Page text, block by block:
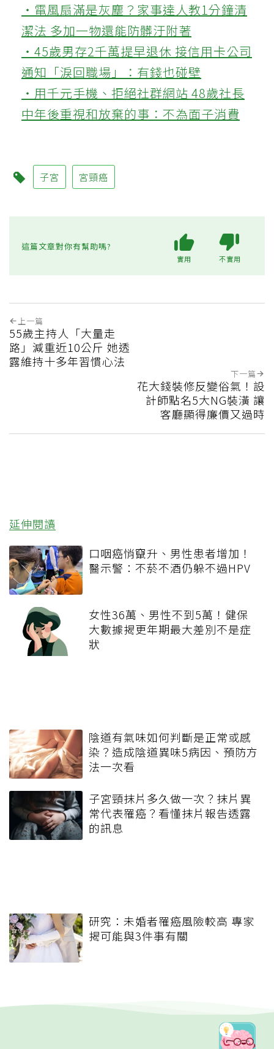
‧電風扇滿是灰塵？家事達人教1分鐘清
潔法 多加一物還能防髒汙附著
‧45歲男存2千萬提早退休 接信用卡公司
通知「淚回職場」：有錢也碰壁
‧用千元手機、拒絕社群網站 48歲社長
中年後重視和放棄的事：不為面子消費
子宮 宮頸癌
這篇文章對你有幫助嗎?
實用 不實用
上一篇
55歲主持人「大量走
路」減重近10公斤 她透
露維持十多年習慣心法
下一篇
花大錢裝修反變俗氣！設
計師點名5大NG裝潢 讓
客廳顯得廉價又過時
延伸閱讀
口咽癌悄竄升、男性患者增加！
醫示警：不菸不酒仍躲不過HPV
女性36萬、男性不到5萬！健保
大數據揭更年期最大差別不是症
狀
陰道有氣味如何判斷是正常或感
染？造成陰道異味5病因、預防方
法一次看
子宮頸抹片多久做一次？抹片異
常代表罹癌？看懂抹片報告透露
的訊息
研究：未婚者罹癌風險較高 專家
揭可能與3件事有關